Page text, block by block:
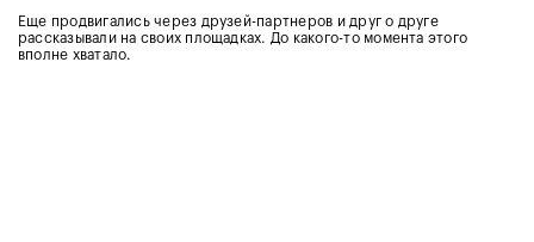
Еще продвигались через друзей-партнеров и друг о друге
рассказывали на своих площадках. До какого-то момента этого
вполне хватало.